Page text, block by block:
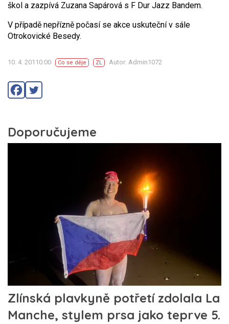
škol a zazpívá Zuzana Sapárová s F Dur Jazz Bandem.
V případě nepřízně počasí se akce uskuteční v sále
Otrokovické Besedy.
10. 4. 20110:00 Co se děje ZL Autor: Admin1072